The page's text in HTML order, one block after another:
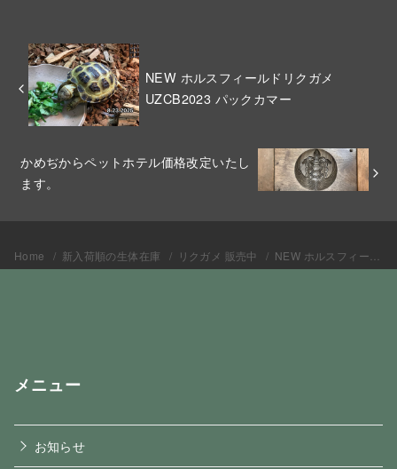
NEW ホルスフィールドリクガメ
UZCB2023 パックカマー
かめぢからペットホテル価格改定いたし
ます。
Home 新入荷順の生体在庫 リクガメ 販売中 NEW ホルスフィールドリクガメUZCB2023 ロミタン
メニュー
お知らせ